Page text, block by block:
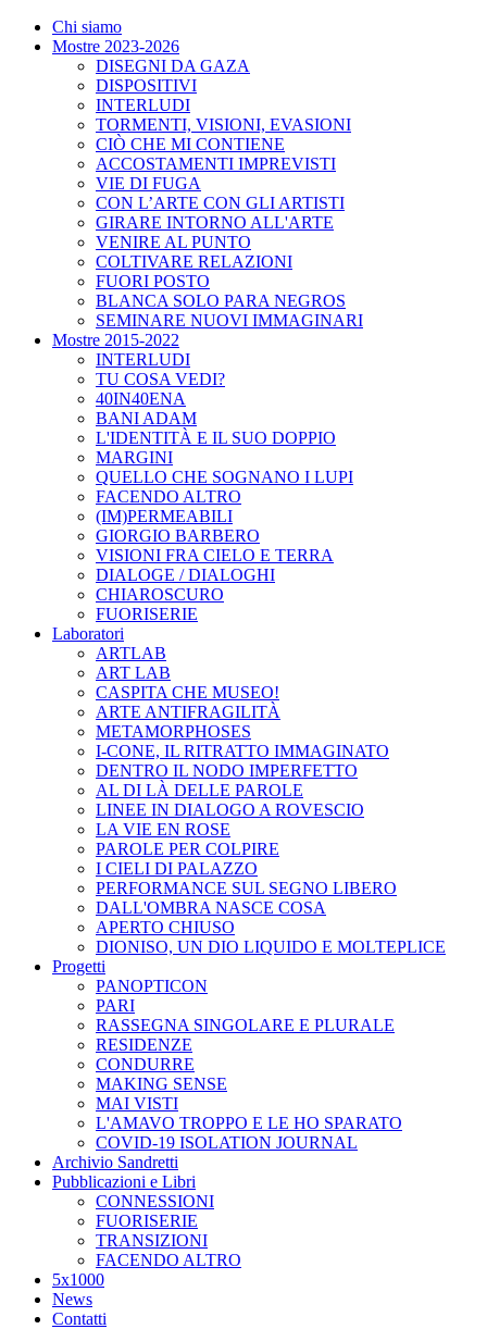
Chi siamo
Mostre 2023-2026
DISEGNI DA GAZA
DISPOSITIVI
INTERLUDI
TORMENTI, VISIONI, EVASIONI
CIÒ CHE MI CONTIENE
ACCOSTAMENTI IMPREVISTI
VIE DI FUGA
CON L’ARTE CON GLI ARTISTI
GIRARE INTORNO ALL'ARTE
VENIRE AL PUNTO
COLTIVARE RELAZIONI
FUORI POSTO
BLANCA SOLO PARA NEGROS
SEMINARE NUOVI IMMAGINARI
Mostre 2015-2022
INTERLUDI
TU COSA VEDI?
40IN40ENA
BANI ADAM
L'IDENTITÀ E IL SUO DOPPIO
MARGINI
QUELLO CHE SOGNANO I LUPI
FACENDO ALTRO
(IM)PERMEABILI
GIORGIO BARBERO
VISIONI FRA CIELO E TERRA
DIALOGE / DIALOGHI
CHIAROSCURO
FUORISERIE
Laboratori
ARTLAB
ART LAB
CASPITA CHE MUSEO!
ARTE ANTIFRAGILITÀ
METAMORPHOSES
I-CONE, IL RITRATTO IMMAGINATO
DENTRO IL NODO IMPERFETTO
AL DI LÀ DELLE PAROLE
LINEE IN DIALOGO A ROVESCIO
LA VIE EN ROSE
PAROLE PER COLPIRE
I CIELI DI PALAZZO
PERFORMANCE SUL SEGNO LIBERO
DALL'OMBRA NASCE COSA
APERTO CHIUSO
DIONISO, UN DIO LIQUIDO E MOLTEPLICE
Progetti
PANOPTICON
PARI
RASSEGNA SINGOLARE E PLURALE
RESIDENZE
CONDURRE
MAKING SENSE
MAI VISTI
L'AMAVO TROPPO E LE HO SPARATO
COVID-19 ISOLATION JOURNAL
Archivio Sandretti
Pubblicazioni e Libri
CONNESSIONI
FUORISERIE
TRANSIZIONI
FACENDO ALTRO
5x1000
News
Contatti